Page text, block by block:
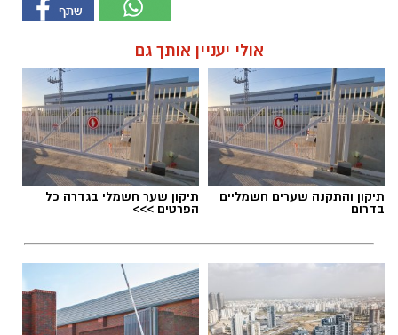
אולי יעניין אותך גם
תיקון והתקנה שערים חשמליים
בדרום
תיקון שער חשמלי בגדרה כל
הפרטים >>>